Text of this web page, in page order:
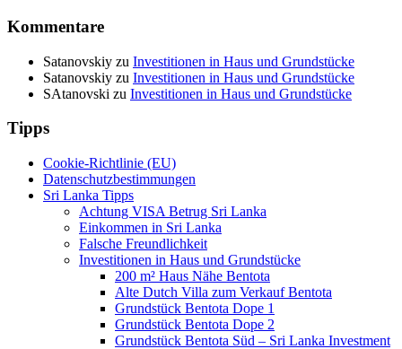
Kommentare
Satanovskiy zu Investitionen in Haus und Grundstücke
Satanovskiy zu Investitionen in Haus und Grundstücke
SAtanovski zu Investitionen in Haus und Grundstücke
Tipps
Cookie-Richtlinie (EU)
Datenschutzbestimmungen
Sri Lanka Tipps
Achtung VISA Betrug Sri Lanka
Einkommen in Sri Lanka
Falsche Freundlichkeit
Investitionen in Haus und Grundstücke
200 m² Haus Nähe Bentota
Alte Dutch Villa zum Verkauf Bentota
Grundstück Bentota Dope 1
Grundstück Bentota Dope 2
Grundstück Bentota Süd – Sri Lanka Investment